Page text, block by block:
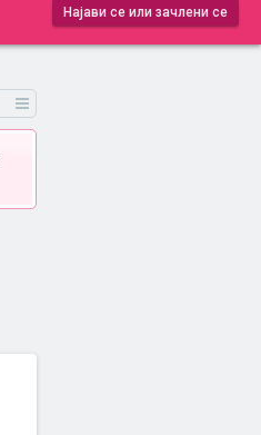
Најави се или зачлени се